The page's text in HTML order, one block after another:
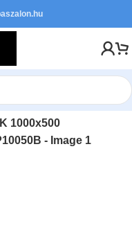
radiátorok